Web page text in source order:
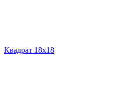
Квадрат 18х18